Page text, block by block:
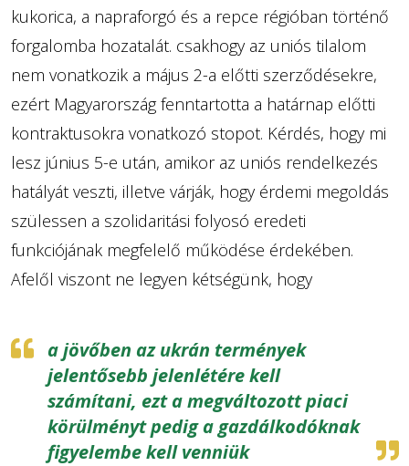
kukorica, a napraforgó és a repce régióban történő
forgalomba hozatalát. csakhogy az uniós tilalom
nem vonatkozik a május 2-a előtti szerződésekre,
ezért Magyarország fenntartotta a határnap előtti
kontraktusokra vonatkozó stopot. Kérdés, hogy mi
lesz június 5-e után, amikor az uniós rendelkezés
hatályát veszti, illetve várják, hogy érdemi megoldás
szülessen a szolidaritási folyosó eredeti
funkciójának megfelelő működése érdekében.
Afelől viszont ne legyen kétségünk, hogy
a jövőben az ukrán termények
jelentősebb jelenlétére kell
számítani, ezt a megváltozott piaci
körülményt pedig a gazdálkodóknak
figyelembe kell venniük